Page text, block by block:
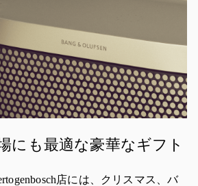
にも最適な豪華なギフト
店には、クリスマス、バ